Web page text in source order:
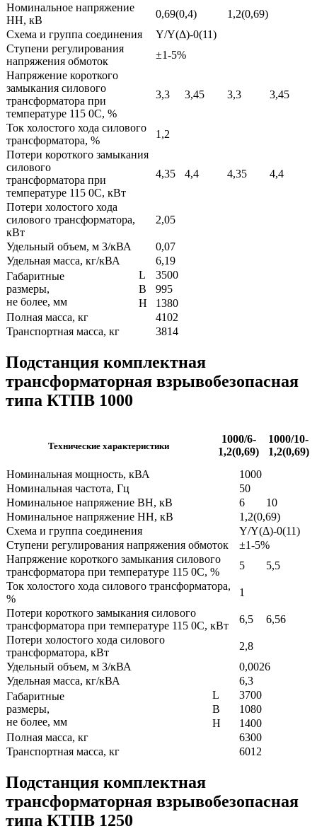
Номинальное напряжение
НН, кВ
0,69(0,4)
1,2(0,69)
Схема и группа соединения
Y/Y(Δ)-0(11)
Ступени регулирования
напряжения обмоток
±1-5%
Напряжение короткого
замыкания силового
трансформатора при
температуре 115 0С, %
3,3 3,45 3,3 3,45
Ток холостого хода силового
трансформатора, %
1,2
Потери короткого замыкания
силового
трансформатора при
температуре 115 0С, кВт
4,35 4,4 4,35 4,4
Потери холостого хода
силового трансформатора,
кВт
2,05
Удельный объем, м 3/кВА
0,07
Удельная масса, кг/кВА
6,19
Габаритные
размеры,
не более, мм
L
3500
B
995
H
1380
Полная масса, кг
4102
Транспортная масса, кг
3814
Подстанция комплектная
трансформаторная взрывобезопасная
типа КТПВ 1000
Технические характеристики
1000/6-
1,2(0,69)
1000/10-
1,2(0,69)
Номинальная мощность, кВА
1000
Номинальная частота, Гц
50
Номинальное напряжение ВН, кВ
6
10
Номинальное напряжение НН, кВ
1,2(0,69)
Схема и группа соединения
Y/Y(Δ)-0(11)
Ступени регулирования напряжения обмоток
±1-5%
Напряжение короткого замыкания силового
трансформатора при температуре 115 0С, %
5
5,5
Ток холостого хода силового трансформатора,
%
1
Потери короткого замыкания силового
трансформатора при температуре 115 0С, кВт
6,5
6,56
Потери холостого хода силового
трансформатора, кВт
2,8
Удельный объем, м 3/кВА
0,0026
Удельная масса, кг/кВА
6,3
Габаритные
размеры,
не более, мм
L
3700
B
1080
H
1400
Полная масса, кг
6300
Транспортная масса, кг
6012
Подстанция комплектная
трансформаторная взрывобезопасная
типа КТПВ 1250